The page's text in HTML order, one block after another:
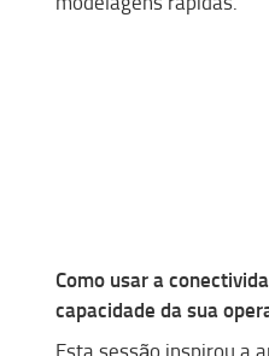
Como usar a
capacidade dasua
Esta sessão inspirou a